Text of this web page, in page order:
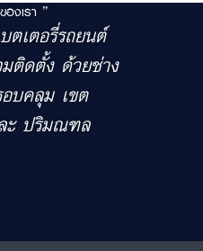
องเรา ”
ตเตอรี่รถยนต์
ติดตั้ง ด้วยช่าง
บคลุม เขต
ะ ปริมณฑล